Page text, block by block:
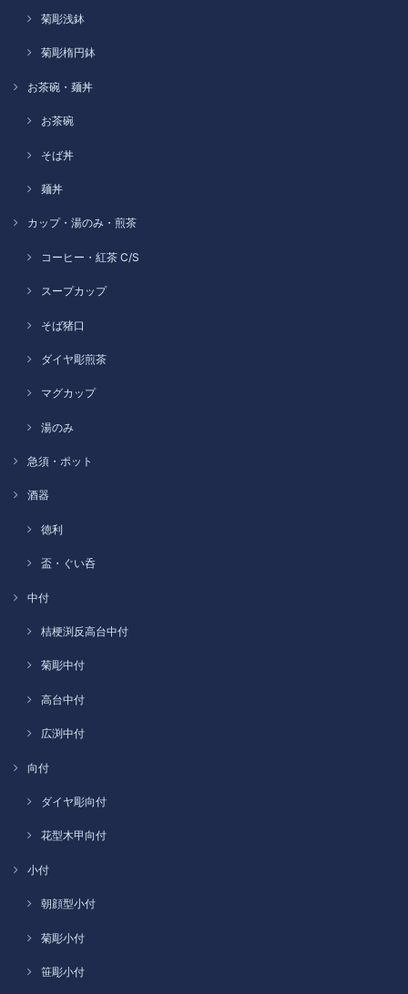
菊彫浅鉢
菊彫楕円鉢
お茶碗・麺丼
お茶碗
そば丼
麺丼
カップ・湯のみ・煎茶
コーヒー・紅茶 C/S
スープカップ
そば猪口
ダイヤ彫煎茶
マグカップ
湯のみ
急須・ポット
酒器
徳利
盃・ぐい呑
中付
桔梗渕反高台中付
菊彫中付
高台中付
広渕中付
向付
ダイヤ彫向付
花型木甲向付
小付
朝顔型小付
菊彫小付
笹彫小付